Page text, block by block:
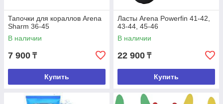
Тапочки для кораллов Arena
Sharm 36-45
В наличии
7 900 ₸
Купить
Ласты Arena Powerfin 41-42,
43-44, 45-46
В наличии
22 900 ₸
Купить